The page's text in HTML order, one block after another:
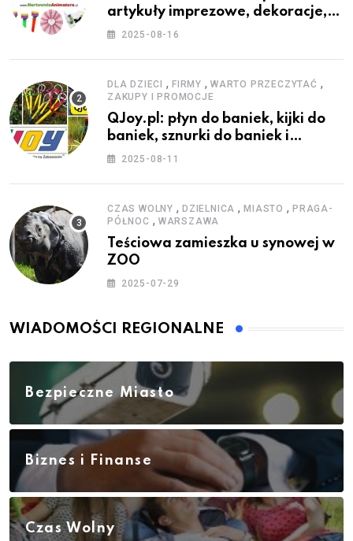
artykuły imprezowe, dekoracje,
stroje i akcesoria dla animatorów
2025-08-16
DLA DZIECI , FIRMY , WARTO PRZECZYTAĆ ,
ZAKUPY I PROMOCJE
QJoy.pl: płyn do baniek, kijki do
baniek, sznurki do baniek i
zestawy do baniek
2025-08-11
CZAS WOLNY , DZIELNICA ,MIASTO ,PRAGA-
PÓŁNOC , WARSZAWA
Teściowa zamieszka u synowej w
ZOO
2025-07-29
WIADOMOŚCI REGIONALNE
Bezpieczne Miasto
Biznes i Finanse
Czas Wolny